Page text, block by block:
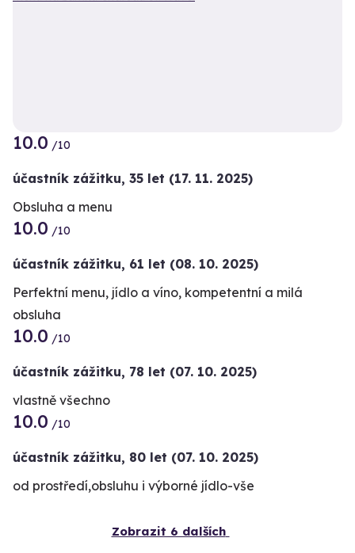
10.0 /10
účastník zážitku, 35 let (17. 11. 2025)
Obsluha a menu
10.0 /10
účastník zážitku, 61 let (08. 10. 2025)
Perfektní menu, jídlo a víno, kompetentní a milá
obsluha
10.0 /10
účastník zážitku, 78 let (07. 10. 2025)
vlastně všechno
10.0 /10
účastník zážitku, 80 let (07. 10. 2025)
od prostředí,obsluhu i výborné jídlo-vše
Zobrazit 6 dalších